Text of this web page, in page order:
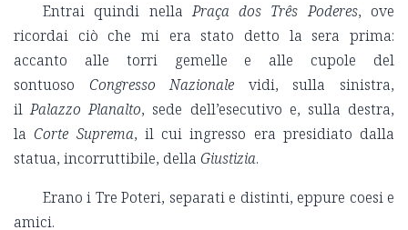
Entrai quindi nellaPraça dos Três Poderes, ove
ricordai ciò che mi era stato detto la sera prima:
accanto alle torri gemelle e alle cupole del
sontuoso Congresso Nazionale vidi, sulla sinistra,
ilPalazzo Planalto, sede dell’esecutivo e, sulla destra,
laCorte Suprema, il cui ingresso era presidiato dalla
statua, incorruttibile, della Giustizia.
Erano i Tre Poteri, separati e distinti, eppure coesi e
amici.